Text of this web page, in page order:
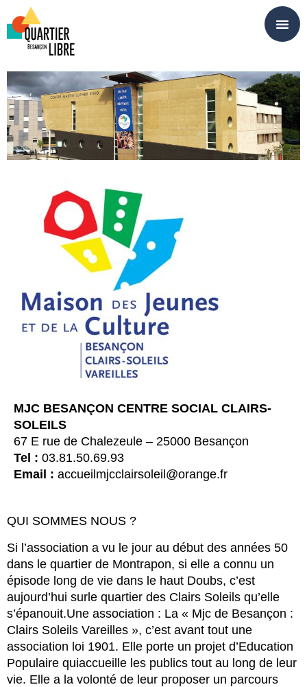
MJC BESANÇON CENTRE SOCIAL CLAIRS-
SOLEILS
67 E rue de Chalezeule – 25000 Besançon
Tel : 03.81.50.69.93
Email : accueilmjcclairsoleil@orange.fr
QUI SOMMES NOUS ?
Si l’association a vu le jour au début des années 50
dans le quartier de Montrapon, si elle a connu un
épisode long de vie dans le haut Doubs, c’est
aujourd’hui surle quartier des Clairs Soleils qu’elle
s’épanouit.Une association : La « Mjc de Besançon :
Clairs Soleils Vareilles », c’est avant tout une
association loi 1901. Elle porte un projet d’Education
Populaire quiaccueille les publics tout au long de leur
vie. Elle a la volonté de leur proposer un parcours
Panneau de gestion des cookies